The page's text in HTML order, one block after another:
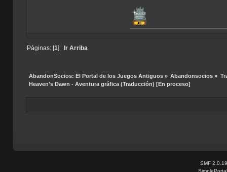
Páginas: [ 1 Ir Arriba
AbandonSocios: El Portal de los Juegos Antiguos» Abandonsocios »
Heaven's Dawn - Aventura gráfica (Traducción) [En proceso]
SMF 2.0.19